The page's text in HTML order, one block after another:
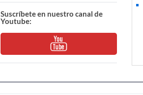
Suscríbete en nuestro canal de
Youtube: